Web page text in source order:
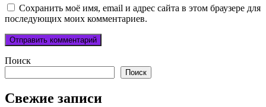
Сохранить моё имя, email и адрес сайта в этом браузере для
последующих моих комментариев.
Поиск
Поиск
Свежие записи